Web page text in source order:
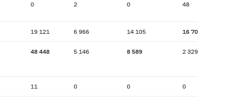
0 2 0 48
19 121 6 966 14 105 16 708
48 448 5 146 8 589 2 329
11 0 0 0